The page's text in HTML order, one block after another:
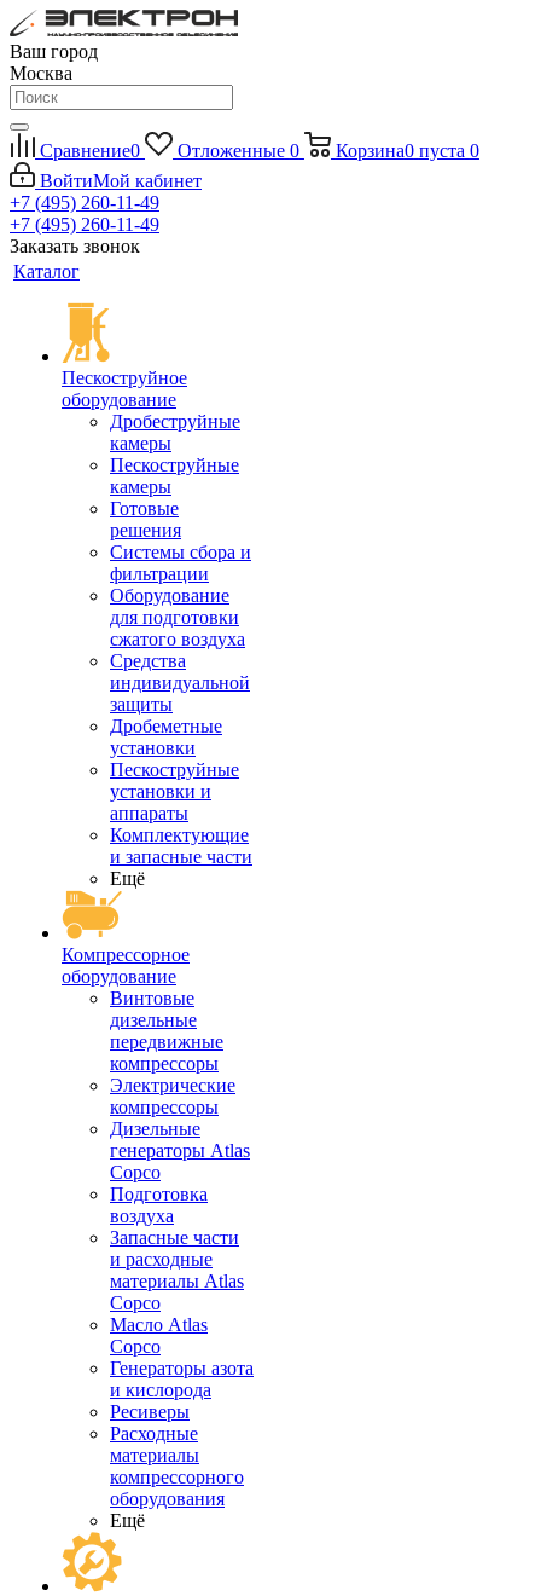
Ваш город
Москва
Сравнение0 Отложенные 0 Корзина0 пуста 0
ВойтиМой кабинет
+7 (495) 260-11-49
+7 (495) 260-11-49
Заказать звонок
Каталог
Пескоструйное
оборудование
Дробеструйные
камеры
Пескоструйные
камеры
Готовые
решения
Системы сбора и
фильтрации
Оборудование
для подготовки
сжатого воздуха
Средства
индивидуальной
защиты
Дробеметные
установки
Пескоструйные
установки и
аппараты
Комплектующие
и запасные части
Ещё
Компрессорное
оборудование
Винтовые
дизельные
передвижные
компрессоры
Электрические
компрессоры
Дизельные
генераторы Atlas
Copco
Подготовка
воздуха
Запасные части
и расходные
материалы Atlas
Copco
Масло Atlas
Copco
Генераторы азота
и кислорода
Ресиверы
Расходные
материалы
компрессорного
оборудования
Ещё